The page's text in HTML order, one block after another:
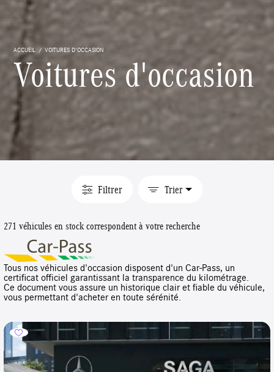
ACCUEIL VOITURES D'OCCASION
Voitures d'occasion
Filtrer Trier
271 véhicules en stock correspondent à votre recherche
Tous nos véhicules d'occasion disposent d'un Car-Pass, un
certificat officiel garantissant la transparence du kilométrage.
Ce document vous assure un historique clair et fiable du véhicule,
vous permettant d'acheter en toute sérénité.